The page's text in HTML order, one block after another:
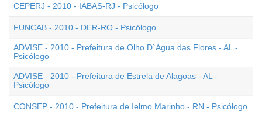
CEPERJ - 2010 - IABAS-RJ - Psicólogo
FUNCAB - 2010 - DER-RO - Psicólogo
ADVISE - 2010 - Prefeitura de Olho D`Água das Flores - AL -
Psicólogo
ADVISE - 2010 - Prefeitura de Estrela de Alagoas - AL -
Psicólogo
CONSEP - 2010 - Prefeitura de Ielmo Marinho - RN - Psicólogo